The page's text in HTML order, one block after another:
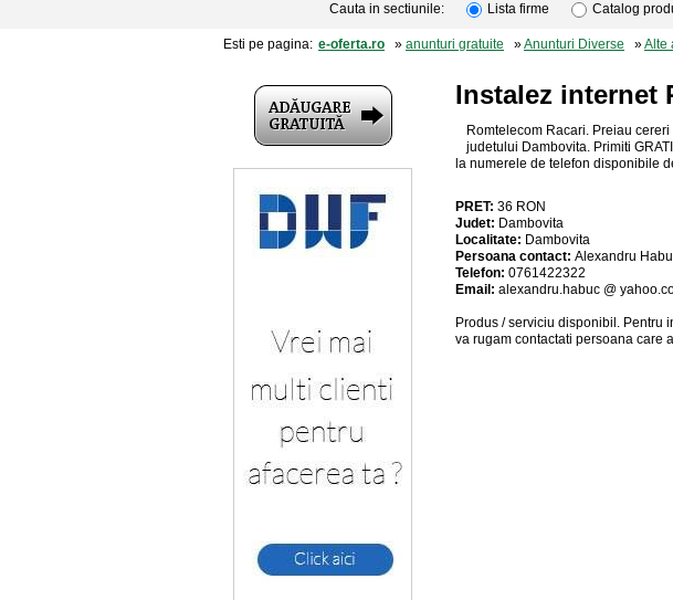
Cauta in sectiunile: Lista firme Catalog
Esti pe pagina: e-oferta.ro » anunturi gratuite »Anunturi Diverse »Alte
Instalez internet
Romtelecom Racari. Preiau
judetului Dambovita. Primiti
la numerele de telefon disponibile
PRET: 36 RON
Judet: Dambovita
Localitate: Dambovita
Persoana contact: Alexandru
Telefon: 0761422322
Email: alexandru.habuc @
Produs / serviciu disponibil . Pentru
va rugam contactati persoana care